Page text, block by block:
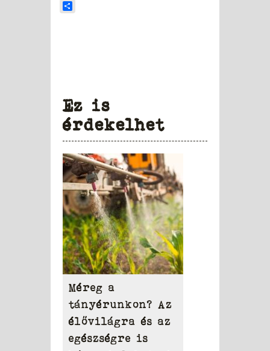
Ez is
érdekelhet
Méreg a
tányérunkon? Az
élővilágra és az
egészségre is